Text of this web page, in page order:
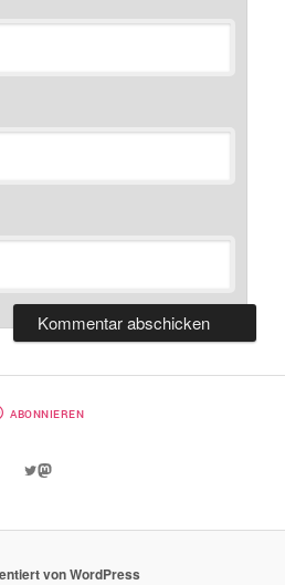
Twitter
Mastodon
von WordPress